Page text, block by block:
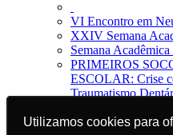
Utilizamos cookies para
Utilizamos cookies para
VI Encontro em
XXIV Semana
Semana Acadêmica
PRIMEIROS
ESCOLAR: Crise
Traumatismo
Jornal da Unisc